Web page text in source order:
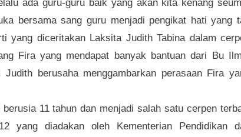
ada guru-guru baik yang akan kita kenang
bersama sang guru menjadi pengikat hati yang
yang diceritakan Laksita Judith Tabina dalam
Fira yang mendapat banyak bantuan dari Bu
berusaha menggambarkan perasaan Fira
11 tahun dan menjadi salah satu cerpen
yang diadakan oleh Kementerian Pendidikan